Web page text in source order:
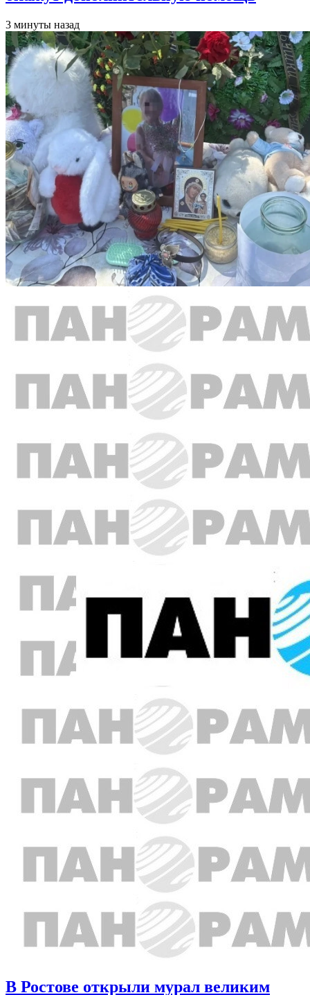
3 минуты назад
В Ростове открыли мурал великим